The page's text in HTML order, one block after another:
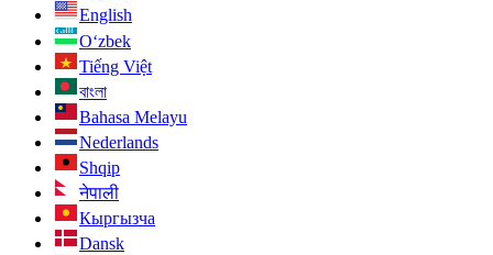
English
O‘zbek
Tiếng Việt
বাংলা
Bahasa Melayu
Nederlands
Shqip
नेपाली
Кыргызча
Dansk